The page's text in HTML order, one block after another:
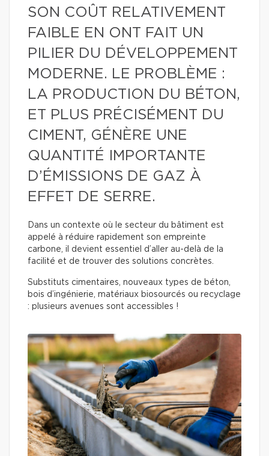
SON COÛT RELATIVEMENT
FAIBLE EN ONT FAIT UN
PILIER DU DÉVELOPPEMENT
MODERNE. LE PROBLÈME :
LA PRODUCTION DU BÉTON,
ET PLUS PRÉCISÉMENT DU
CIMENT, GÉNÈRE UNE
QUANTITÉ IMPORTANTE
D’ÉMISSIONS DE GAZ À
EFFET DE SERRE.
Dans un contexte où le secteur du bâtiment est
appelé à réduire rapidement son empreinte
carbone, il devient essentiel d’aller au-delà de la
facilité et de trouver des solutions concrètes.
Substituts cimentaires, nouveaux types de béton,
bois d’ingénierie, matériaux biosourcés ou recyclage
: plusieurs avenues sont accessibles !